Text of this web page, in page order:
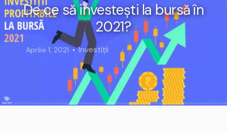
De ce să investești la bursă în
2021?
Aprilie 1, 2021 Investiții